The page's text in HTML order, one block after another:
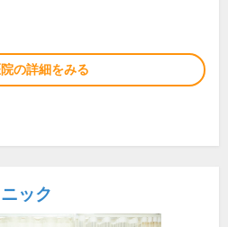
の詳細をみる
ック